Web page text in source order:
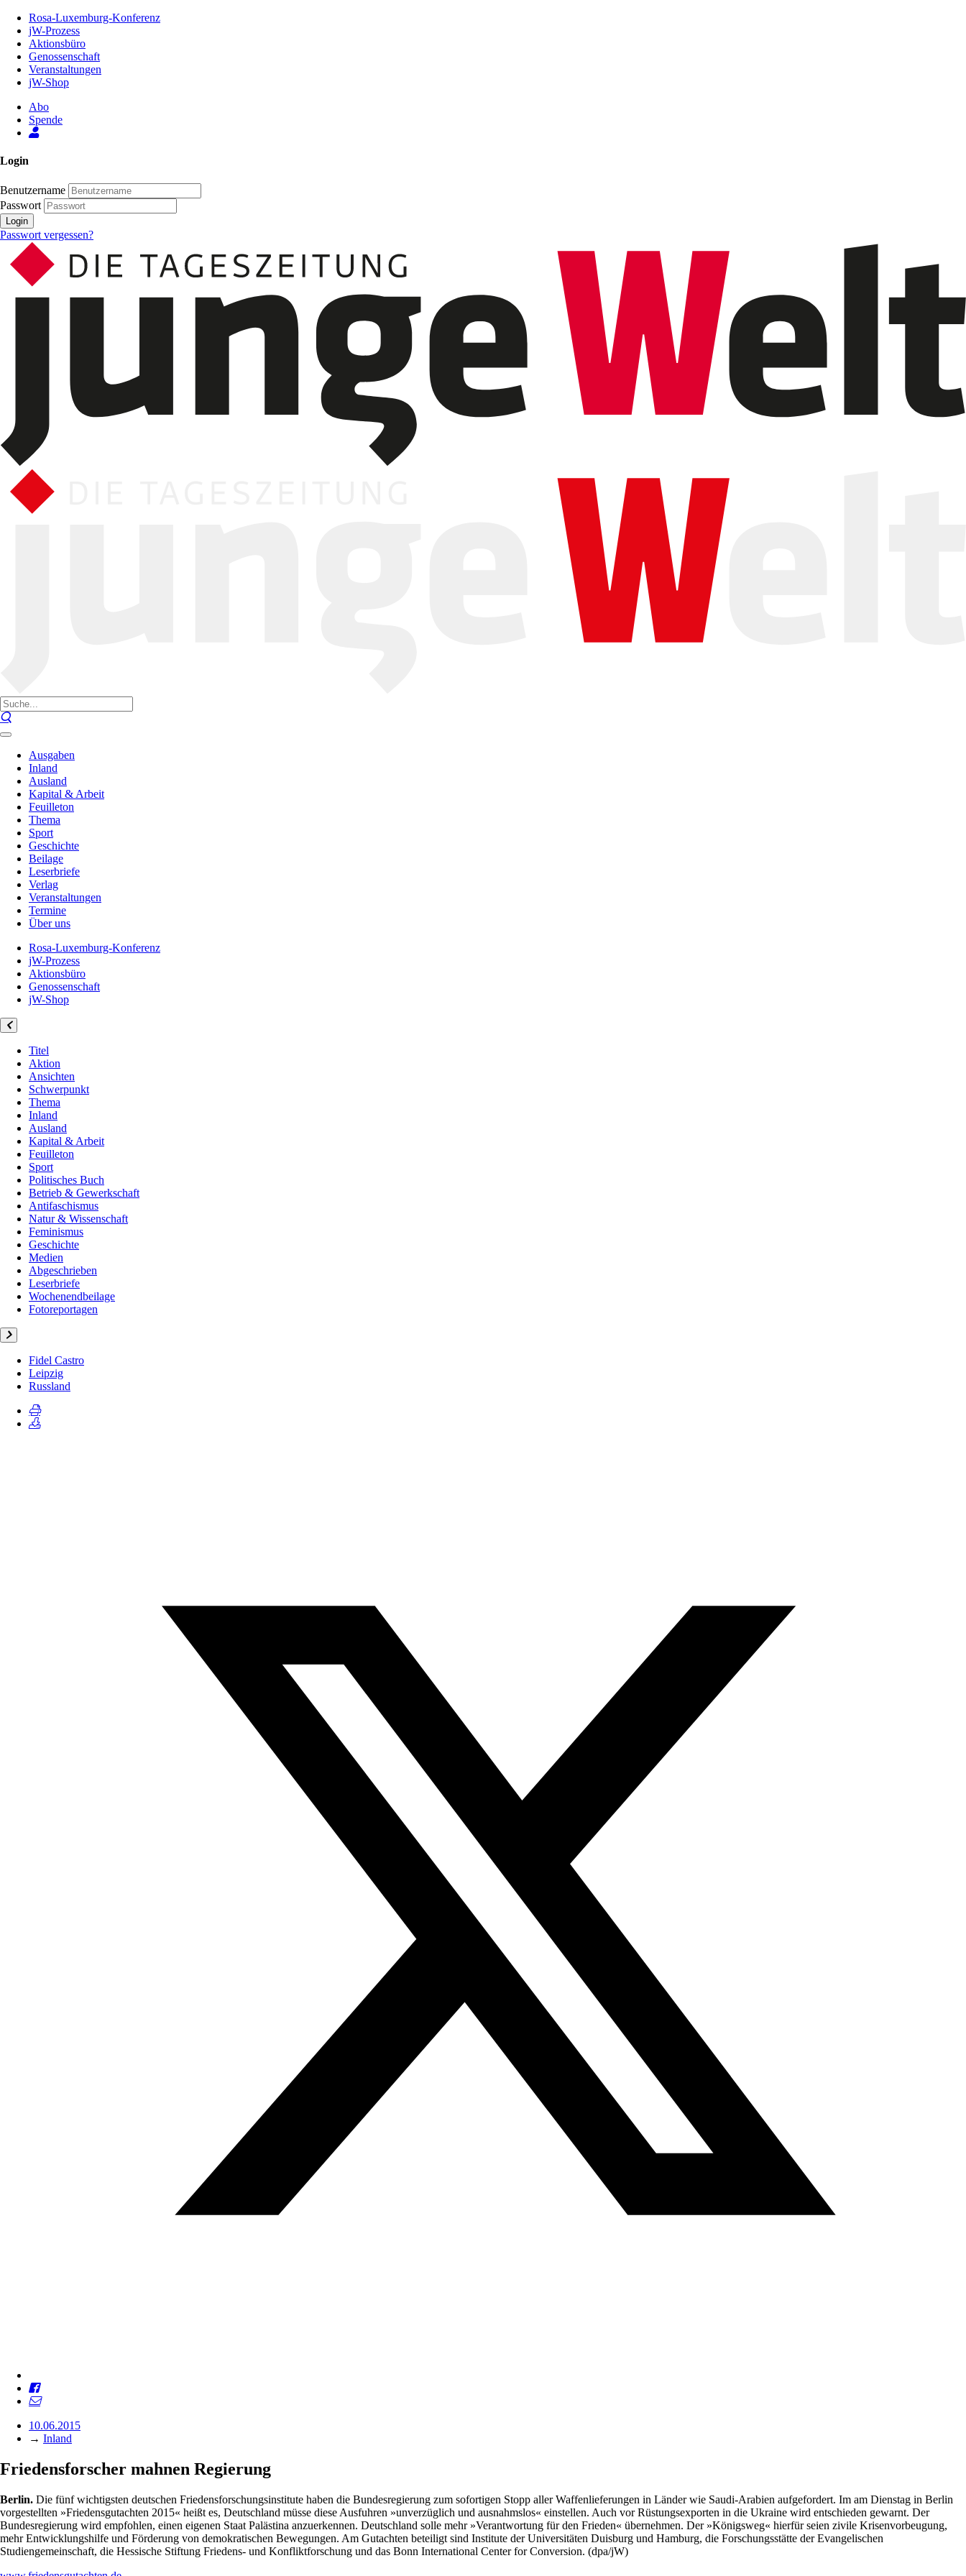
Inhalt
Seite
Rosa-Luxemburg-Konferenz
jW-Prozess
Aktionsbüro
Genossenschaft
Veranstaltungen
jW-Shop
Abo
Spende
Login
Benutzername
Passwort
Login
Passwort vergessen?
Ausgaben
Inland
Ausland
Kapital & Arbeit
Feuilleton
Thema
Sport
Geschichte
Beilage
Leserbriefe
Verlag
Veranstaltungen
Termine
Über uns
Rosa-Luxemburg-Konferenz
jW-Prozess
Aktionsbüro
Genossenschaft
jW-Shop
Titel
Aktion
Ansichten
Schwerpunkt
Thema
Inland
Ausland
Kapital & Arbeit
Feuilleton
Sport
Politisches Buch
Betrieb & Gewerkschaft
Antifaschismus
Natur & Wissenschaft
Feminismus
Geschichte
Medien
Abgeschrieben
Leserbriefe
Wochenendbeilage
Fotoreportagen
Fidel Castro
Leipzig
Russland
10.06.2015
→ Inland
Friedensforscher mahnen Regierung
Berlin. Die fünf wichtigsten deutschen Friedensforschungsinstitute haben die Bundesregierung zum sofortigen Stopp aller Waffenlieferungen in Länder wie Saudi-Arabien aufgefordert. Im am Dienstag in Berlin
vorgestellten »Friedensgutachten 2015« heißt es, Deutschland müsse diese Ausfuhren »unverzüglich und ausnahmslos« einstellen. Auch vor Rüstungsexporten in die Ukraine wird entschieden gewarnt. Der
Bundesregierung wird empfohlen, einen eigenen Staat Palästina anzuerkennen. Deutschland solle mehr »Verantwortung für den Frieden« übernehmen. Der »Königsweg« hierfür seien zivile Krisenvorbeugung,
mehr Entwicklungshilfe und Förderung von demokratischen Bewegungen. Am Gutachten beteiligt sind Institute der Universitäten Duisburg und Hamburg, die Forschungsstätte der Evangelischen
Studiengemeinschaft, die Hessische Stiftung Friedens- und Konfliktforschung und das Bonn International Center for Conversion. (dpa/jW)